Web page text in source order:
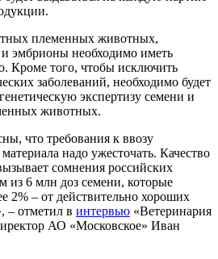
племенных животных,
эмбрионы необходимо иметь
Кроме того, чтобы исключить
заболеваний, необходимо будет
экспертизу семени и
животных.
что требования к ввозу
надо ужесточать. Качество
сомнения российских
из 6 млн доз семени, которые
2% – от действительно хороших
– отметил в интервью «Ветеринария
АО «Московское» Иван